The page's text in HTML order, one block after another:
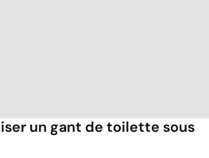
un gant de toilette sous